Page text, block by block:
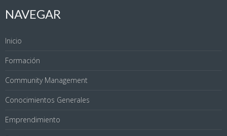
NAVEGAR
Inicio
Formación
Community Management
Conocimientos Generales
Emprendimiento